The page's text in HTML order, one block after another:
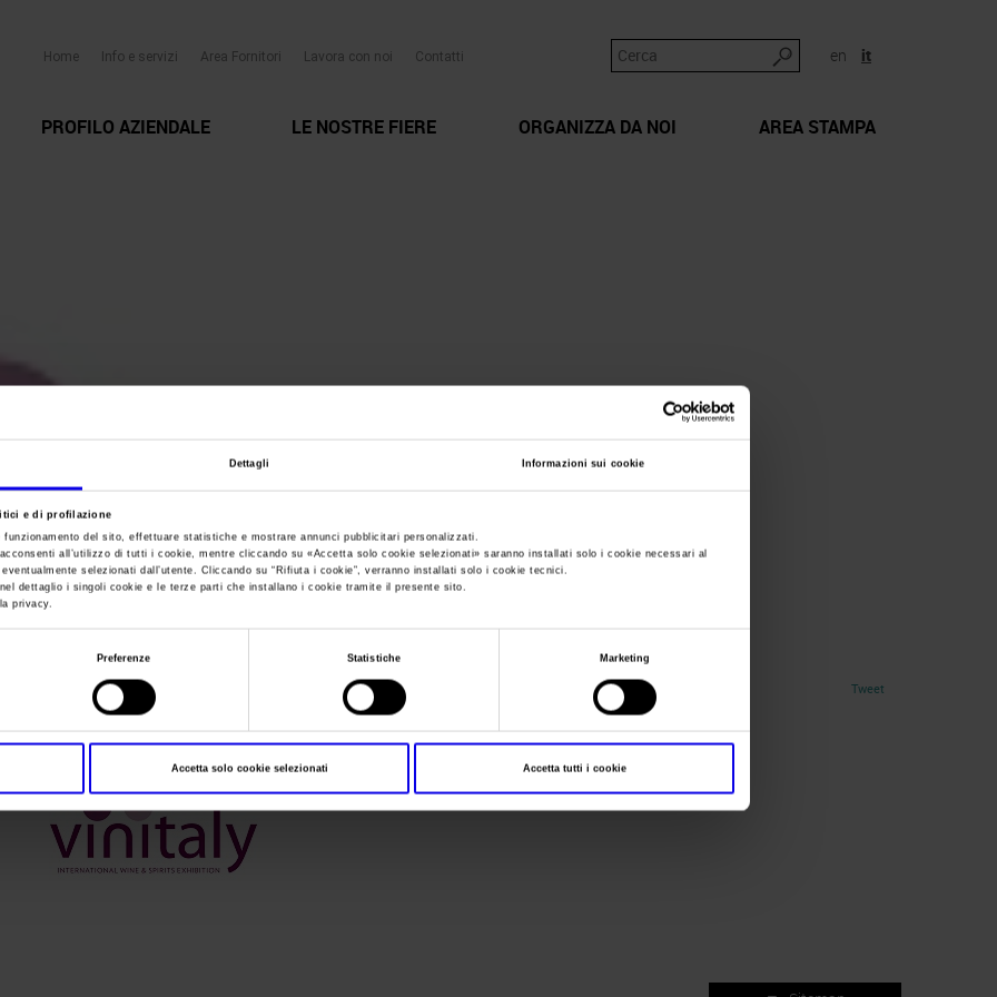
Dettagli Informazioni sui cookie
e di profilazione
del sito, effettuare statistiche e mostrare annunci pubblicitari personalizzati.
all’utilizzo di tutti i cookie, mentre cliccando su «Accetta solo cookie selezionati» saranno installati solo i cookie necessari al
selezionati dall’utente. Cliccando su “Rifiuta i cookie”, verranno installati solo i cookie tecnici.
dettaglio i singoli cookie e le terze parti che installano i cookie tramite il presente sito.
privacy.
Preferenze Statistiche Marketing
Accetta solo cookie selezionati Accetta tutti i cookie
en it
Home Info e servizi Area Fornitori Lavora con noi Contatti
PROFILO AZIENDALE LE NOSTRE FIERE ORGANIZZA DA NOI AREA STAMPA
Sei in:I nostri prodotti in Italia>okvinitaly_marchio_rgb
okvinitaly_marchio_rgb
Tweet